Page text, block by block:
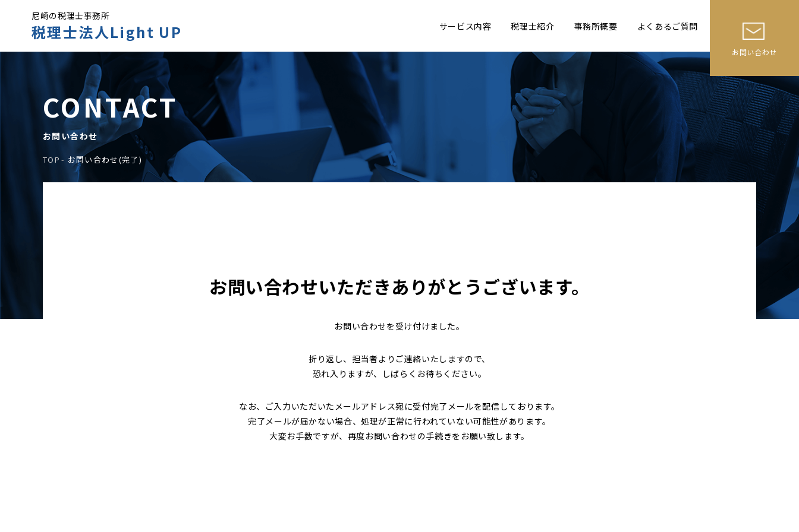
尼崎の税理士事務所
税理士法人Light UP サービス内容 税理士紹介 事務所概要 よくあるご質問
お問い合わせ
CONTACT
お問い合わせ
TOP お問い合わせ(完了)
お問い合わせいただきありがとうございます。
お問い合わせを受け付けました。
折り返し、担当者よりご連絡いたしますので、
恐れ入りますが、しばらくお待ちください。
なお、ご入力いただいたメールアドレス宛に受付完了メールを配信しております。
完了メールが届かない場合、処理が正常に行われていない可能性があります。
大変お手数ですが、再度お問い合わせの手続きをお願い致します。